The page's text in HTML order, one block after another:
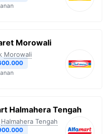
Morowali
Morowali
Halmahera Tengah
Halmahera Tengah